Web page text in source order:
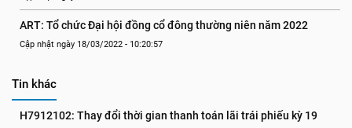
ART: Tổ chức Đại hội đồng cổ đông thường niên năm 2022
Cập nhật ngày 18/03/2022 - 10:20:57
Tin khác
H7912102: Thay đổi thời gian thanh toán lãi trái phiếu kỳ 19